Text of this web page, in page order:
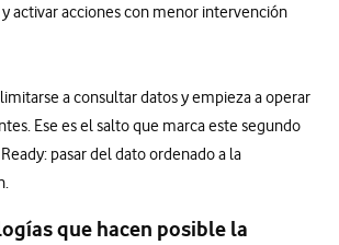
activar acciones con menor intervención
a consultar datos y empieza a operar
Ese es el salto que marca este segundo
pasar del dato ordenado a la
que hacen posible la